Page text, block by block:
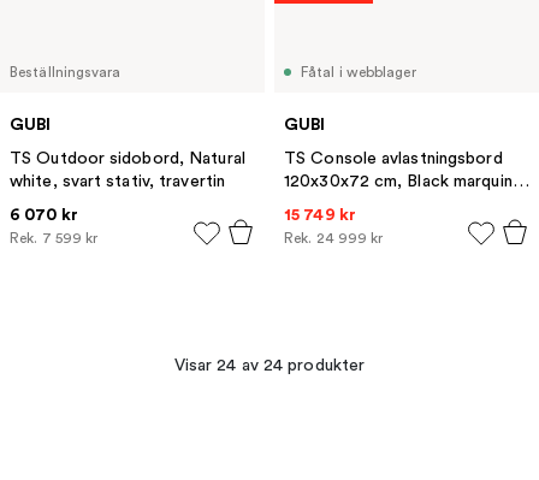
Beställningsvara
GUBI
TS Outdoor sidobord, Natural
white, svart stativ, travertin
6 070 kr
Rek. 7 599 kr
Fåtal i webblager
GUBI
TS Console avlastningsbord
120x30x72 cm, Black marquina
marble-stål
15 749 kr
Rek. 24 999 kr
Visar 24 av 24 produkter